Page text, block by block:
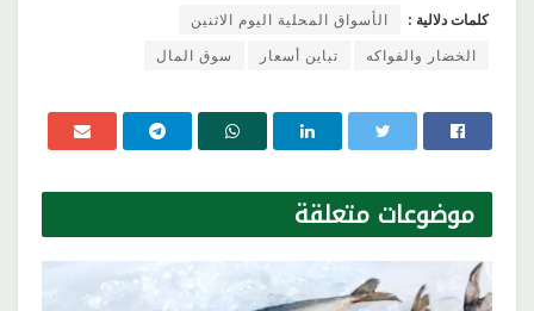
كلمات دلالية :
الأسواق المحلية اليوم الاثنين
الخضار والفواكه
تباين أسعار سوق المال
موضوعات متعلقة